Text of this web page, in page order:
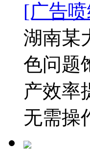
[广告
湖南某
色问题
产效率
无需操